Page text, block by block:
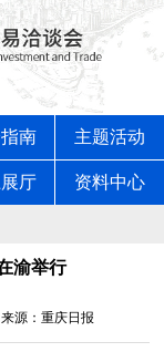
南 主题活动
厅 资料中心
渝举行
来源：重庆日报